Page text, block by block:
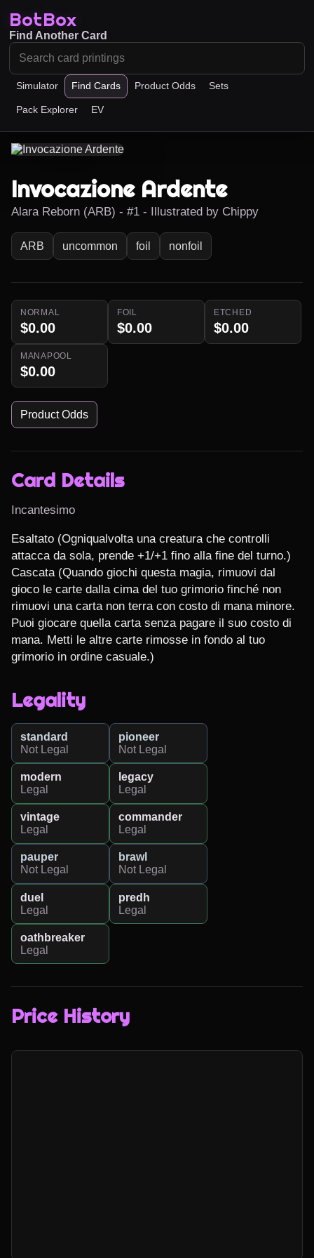
BotBox
Simulator Find Cards Product Odds Sets
Pack Explorer EV
Find Another Card
Invocazione Ardente
Alara Reborn (ARB) - #1 - Illustrated by Chippy
ARB uncommon foil nonfoil
NORMAL
$0.00
FOIL
$0.00
ETCHED
$0.00
MANAPOOL
$0.00
Product Odds
Card Details
Incantesimo
Esaltato (Ogniqualvolta una creatura che controlli
attacca da sola, prende +1/+1 fino alla fine del turno.)
Cascata (Quando giochi questa magia, rimuovi dal
gioco le carte dalla cima del tuo grimorio finché non
rimuovi una carta non terra con costo di mana minore.
Puoi giocare quella carta senza pagare il suo costo di
mana. Metti le altre carte rimosse in fondo al tuo
grimorio in ordine casuale.)
Legality
standard
Not Legal
pioneer
Not Legal
modern
Legal
legacy
Legal
vintage
Legal
commander
Legal
pauper
Not Legal
brawl
Not Legal
duel
Legal
predh
Legal
oathbreaker
Legal
Price History